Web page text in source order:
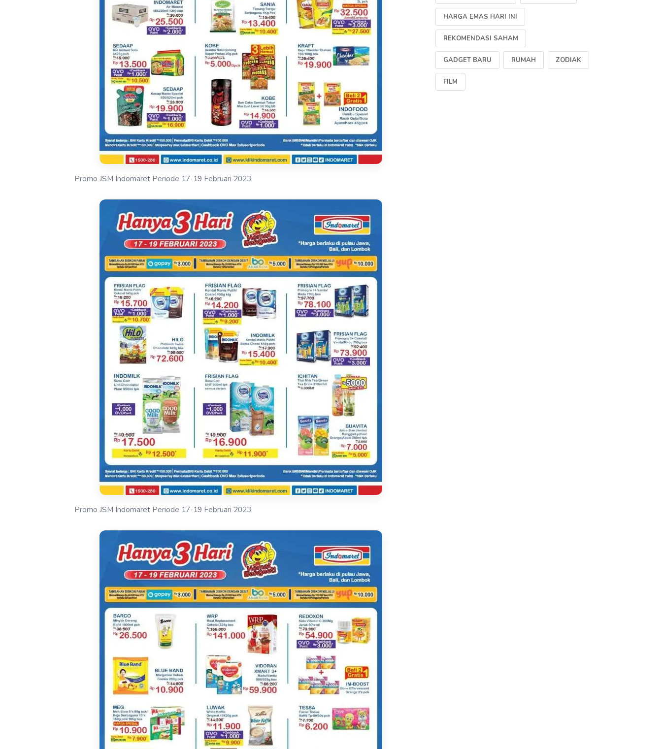
Promo JSM Indomaret Periode 17-19 Februari 2023
Promo JSM Indomaret Periode 17-19 Februari 2023
HARGA EMAS HARI INI
REKOMENDASI SAHAM
GADGET BARU RUMAH ZODIAK
FILM